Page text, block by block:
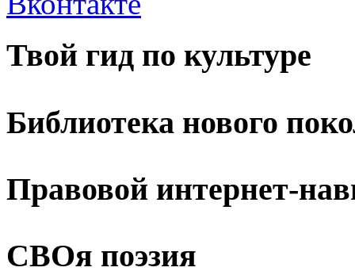
Твой гид по культуре
Библиотека нового
Правовой интернет-
СВОя поэзия